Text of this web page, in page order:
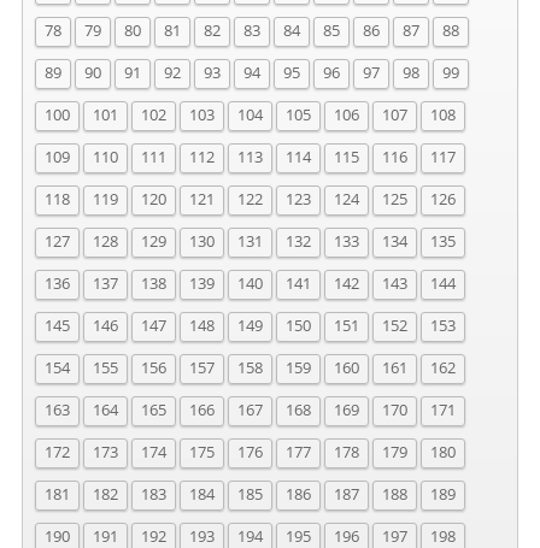
78
79 80 81 82 83 84 85 86 87
88
89
90 91 92 93 94 95 96 97 98
99
100
101 102 103 104 105 106 107
108
109
110 111 112 113 114 115 116
117
118
119 120 121 122 123 124 125
126
127
128 129 130 131 132 133 134
135
136
137 138 139 140 141 142 143
144
145
146 147 148 149 150 151 152
153
154
155 156 157 158 159 160 161
162
163
164 165 166 167 168 169 170
171
172
173 174 175 176 177 178 179
180
181
182 183 184 185 186 187 188
189
190
191 192 193 194 195 196 197
198